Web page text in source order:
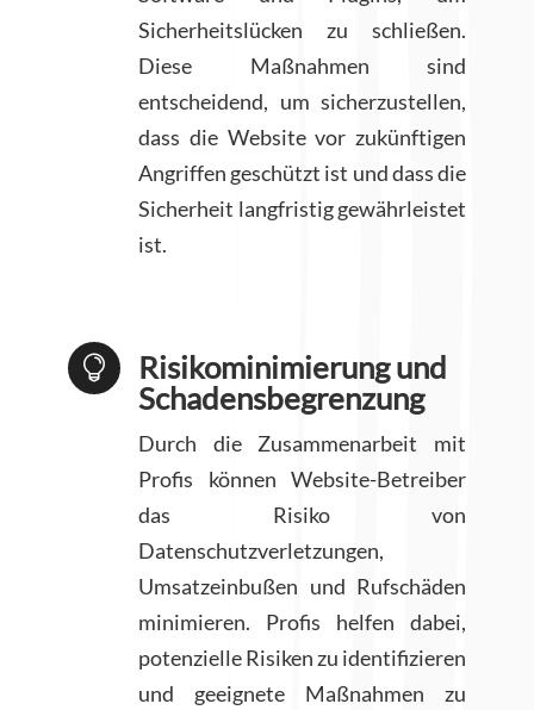
Sicherheitslücken zu schließen.
Diese Maßnahmen sind
entscheidend, um sicherzustellen,
dass die Website vor zukünftigen
Angriffen geschützt ist und dass die
Sicherheit langfristig gewährleistet
ist.

Risikominimierung und
Schadensbegrenzung
Durch die Zusammenarbeit mit
Profis können Website-Betreiber
das Risiko von
Datenschutzverletzungen,
Umsatzeinbußen und Rufschäden
minimieren. Profis helfen dabei,
potenzielle Risiken zu identifizieren
und geeignete Maßnahmen zu